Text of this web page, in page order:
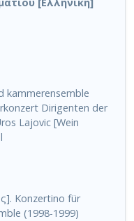
kammerensemble
Dirigenten der
Lajovic [Wein
Konzertino für
(1998-1999)